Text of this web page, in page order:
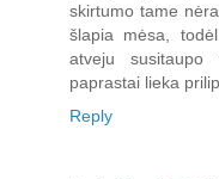
skirtumo tame
šlapia mėsa,
atveju
paprastai lieka
Reply